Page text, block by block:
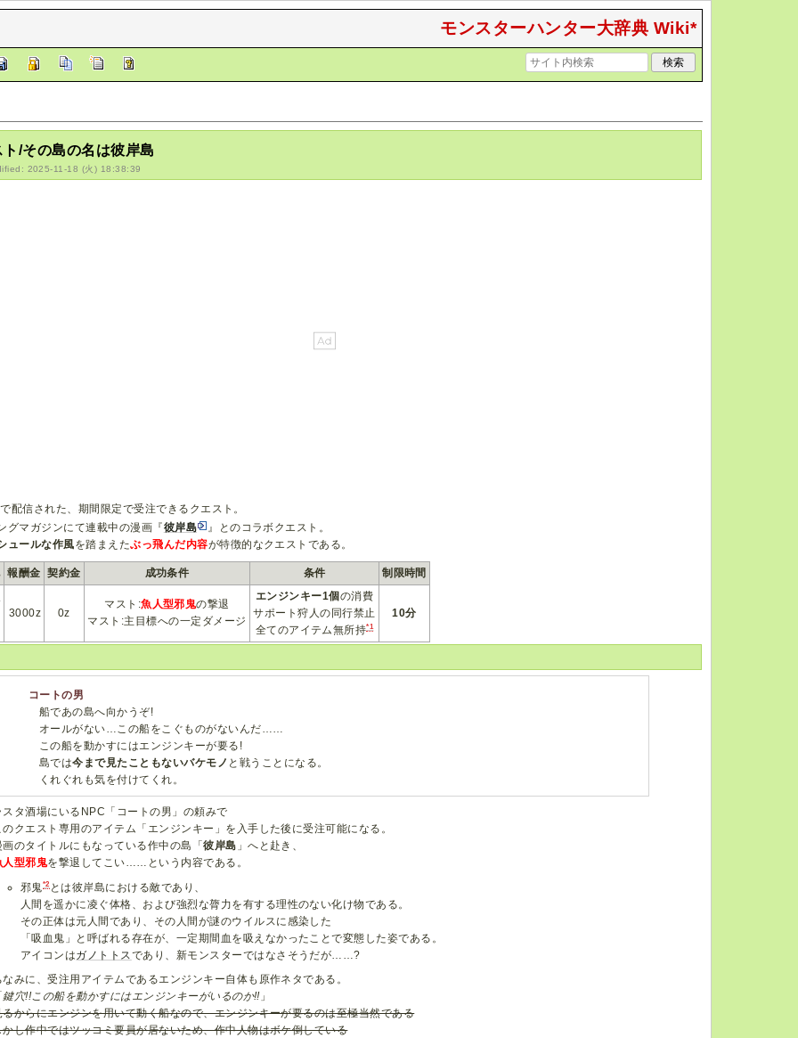
モンスターハンター大辞典 Wiki*
ト/その島の名は彼岸島
2025-11-18 (火) 18:38:39
配信された、期間限定で受注できるクエスト。
グマガジンにて連載中の漫画『彼岸島
』とのコラボクエスト。
ュールな作風を踏まえたぶっ飛んだ内容が特徴的なクエストである。
報酬金 契約金 成功条件 条件
制限時間
3000z 0z
マスト:魚人型邪鬼の撃退
マスト:主目標への一定ダメージ
エンジンキー1個の消費
サポート狩人の同行禁止
全てのアイテム無所持*1
10分
コートの男
船であの島へ向かうぞ!
オールがない…この船をこぐものがないんだ……
この船を動かすにはエンジンキーが要る!
島では今まで見たこともないバケモノ と戦うことになる。
くれぐれも気を付けてくれ。
スタ酒場にいるNPC「コートの男」の頼みで
のクエスト専用のアイテム「エンジンキー」を入手した後に受注可能になる。
画のタイトルにもなっている作中の島「彼岸島 」へと赴き、
人型邪鬼を撃退してこい……という内容である。
邪鬼*2とは彼岸島における敵であり、
人間を遥かに凌ぐ体格、および強烈な膂力を有する理性のない化け物である。
その正体は元人間であり、その人間が謎のウイルスに感染した
「吸血鬼」と呼ばれる存在が、一定期間血を吸えなかったことで変態した姿である。
アイコンはガノトトス であり、新モンスターではなさそうだが……?
なみに、受注用アイテムであるエンジンキー自体も原作ネタである。
鍵穴!!この船を動かすにはエンジンキーがいるのか!!」
るからにエンジンを用いて動く船なので、エンジンキーが要るのは至極当然である
かし作中ではツッコミ要員が居ないため、作中人物はボケ倒している